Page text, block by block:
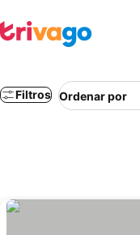
Filtros Ordenar por